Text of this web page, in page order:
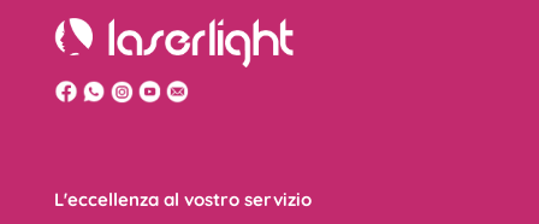
L'eccellenza al vostro servizio